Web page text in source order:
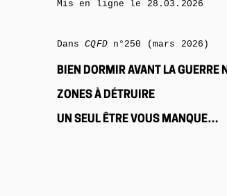
Mis en ligne le 28.03.2026
DansCQFDn°250 (mars 2026)
BIEN DORMIR AVANT LA GUERRE
ZONES À DÉTRUIRE
UN SEUL ÊTRE VOUS MANQUE…